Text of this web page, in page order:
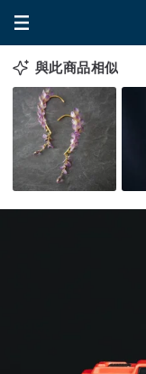
與此商品相似